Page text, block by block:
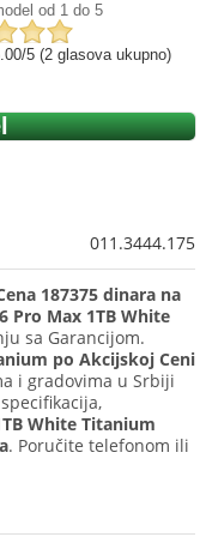
od 1 do 5
5 (2 glasova ukupno)
011.3444.175
187375 dinara na
Pro Max 1TB White
sa Garancijom.
po Akcijskoj Ceni
i gradovima u Srbiji
White Titanium
. Poručite telefonom ili